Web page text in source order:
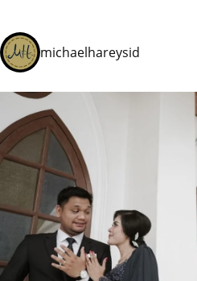
michaelhareysid